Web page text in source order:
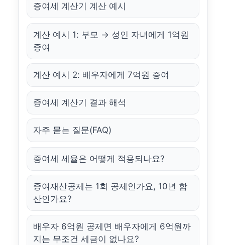
증여세 계산기 계산 예시
계산 예시 1: 부모 → 성인 자녀에게 1억원
증여
계산 예시 2: 배우자에게 7억원 증여
증여세 계산기 결과 해석
자주 묻는 질문(FAQ)
증여세 세율은 어떻게 적용되나요?
증여재산공제는 1회 공제인가요, 10년 합
산인가요?
배우자 6억원 공제면 배우자에게 6억원까
지는 무조건 세금이 없나요?